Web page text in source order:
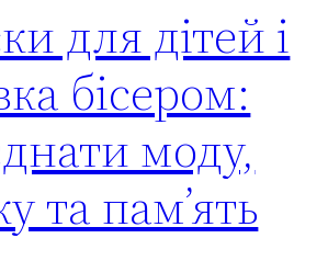
для дітей і
бісером:
моду,
та пам’ять